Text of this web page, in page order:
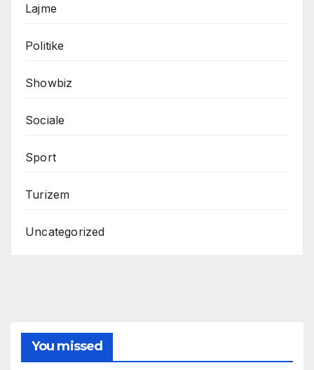
Lajme
Politike
Showbiz
Sociale
Sport
Turizem
Uncategorized
You missed